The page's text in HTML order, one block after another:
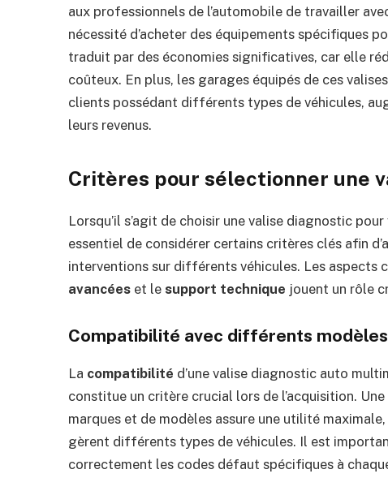
aux professionnels de l’automobile de travailler
nécessité d’acheter des équipements spécifiques
traduit par des économies significatives, car elle
coûteux. En plus, les garages équipés de ces
clients possédant différents types de véhicules,
leurs revenus.
Critères pour sélectionner une
Lorsqu’il s’agit de choisir une valise diagnostic
essentiel de considérer certains critères clés afin
interventions sur différents véhicules. Les aspects
avancées et lesupport technique jouent un rôle
Compatibilité avec différents
La compatibilité d’une valise diagnostic auto
constitue un critère crucial lors de l’acquisition.
marques et de modèles assure une utilité
gèrent différents types de véhicules. Il est
correctement les codes défaut spécifiques à